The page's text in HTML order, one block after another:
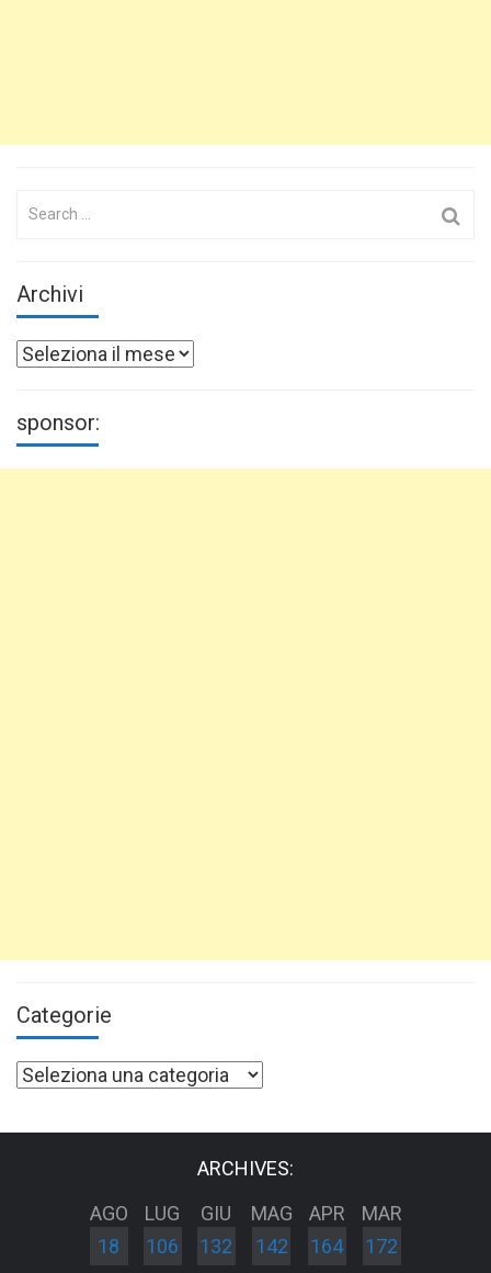
Search
Archivi
Archivi
sponsor:
Categorie
Categorie
ARCHIVES:
AGO
18
LUG
106
GIU
132
MAG
142
APR
164
MAR
172